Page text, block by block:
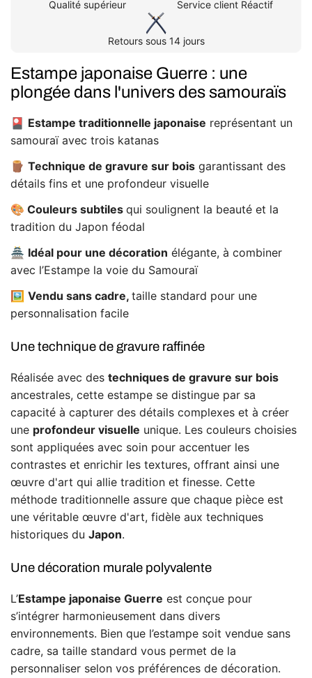
Qualité supérieur Service client Réactif
Retours sous 14 jours
Estampe japonaise Guerre : une
plongée dans l'univers des samouraïs
🎴 Estampe traditionnelle japonaise représentant un
samouraï avec trois katanas
🪵 Technique de gravure sur bois garantissant des
détails fins et une profondeur visuelle
🎨 Couleurs subtiles qui soulignent la beauté et la
tradition du Japon féodal
🏯 Idéal pour une décoration élégante, à combiner
avec l’Estampe la voie du Samouraï
🖼️ Vendu sans cadre, taille standard pour une
personnalisation facile
Une technique de gravure raffinée
Réalisée avec des techniques de gravure sur bois
ancestrales, cette estampe se distingue par sa
capacité à capturer des détails complexes et à créer
une profondeur visuelle unique. Les couleurs choisies
sont appliquées avec soin pour accentuer les
contrastes et enrichir les textures, offrant ainsi une
œuvre d'art qui allie tradition et finesse. Cette
méthode traditionnelle assure que chaque pièce est
une véritable œuvre d'art, fidèle aux techniques
historiques du Japon.
Une décoration murale polyvalente
L’Estampe japonaise Guerre est conçue pour
s’intégrer harmonieusement dans divers
environnements. Bien que l’estampe soit vendue sans
cadre, sa taille standard vous permet de la
personnaliser selon vos préférences de décoration.